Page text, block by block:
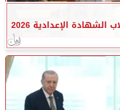
الإعدادية 2026